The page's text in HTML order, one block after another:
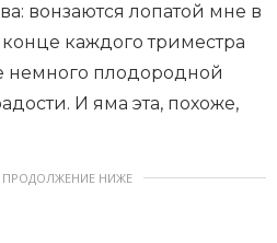
вонзаются лопатой мне в
каждого триместра
немного плодородной
И яма эта, похоже,
ПРОДОЛЖЕНИЕ НИЖЕ